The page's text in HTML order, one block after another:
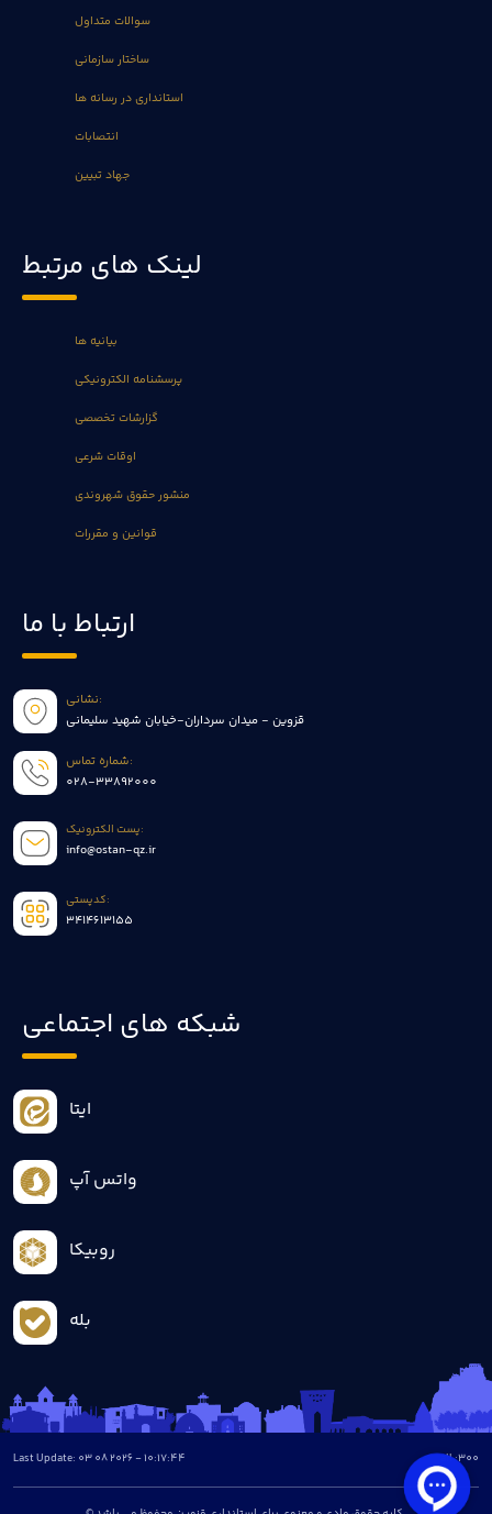
سوالات متداول
ساختار سازمانی
استانداری در رسانه ها
انتصابات
جهاد تبیین
لینک های مرتبط
بیانیه ها
پرسشنامه الکترونیکی
گزارشات تخصصی
اوقات شرعی
منشور حقوق شهروندی
قوانین و مقررات
ارتباط با ما
نشانی:
قزوین - میدان سرداران-خیابان شهید سلیمانی
شماره تماس:
028-33892000
پست الکترونیک:
info@ostan-qz.ir
کدپستی:
3414613155
شبکه های اجتماعی
ایتا
واتس آپ
روبیکا
بله
Last Update: 03 08 2026 - 10:17:44 all :300